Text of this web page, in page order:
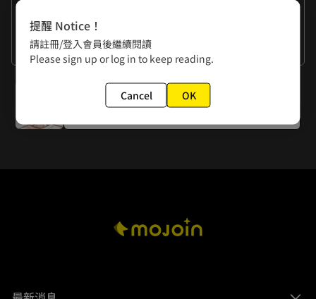
宥希：「畫完這回，我要萬分感謝編劇大大沒有設定啟鳴平常
穿著是龐克風（雙手合十」
君涵：「啊，就，漫畫家一開始在設計人物的時候，畫得很好
看咩⋯⋯（雙手一攤」
看更多
提醒 Notice！
請註冊/登入會員後繼續閱讀
Please sign up or log in to keep reading.
Cancel OK